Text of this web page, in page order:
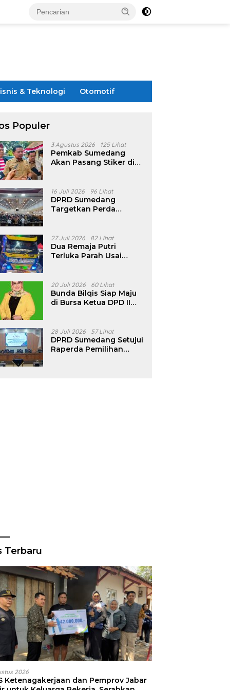
& Teknologi Otomotif
Populer
3 Agustus 2026 125 Lihat
Pemkab Sumedang
Akan Pasang Stiker di
16 Juli 2026 96 Lihat
DPRD Sumedang
Targetkan Perda
Pencalonan Diperjelas
27 Juli 2026 82 Lihat
Dua Remaja Putri
Terluka Parah Usai
Tanjungsari Sumedang
20 Juli 2026 60 Lihat
Bunda Bilqis Siap Maju
di Bursa Ketua DPD II
28 Juli 2026 57 Lihat
DPRD Sumedang Setujui
Raperda Pemilihan
Terbaru
2026
Ketenagakerjaan dan Pemprov Jabar